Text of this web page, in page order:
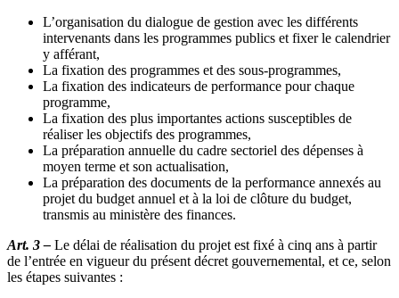
L’organisation du dialogue de gestion avec les différents
intervenants dans les programmes publics et fixer le calendrier
y afférant,
La fixation des programmes et des sous-programmes,
La fixation des indicateurs de performance pour chaque
programme,
La fixation des plus importantes actions susceptibles de
réaliser les objectifs des programmes,
La préparation annuelle du cadre sectoriel des dépenses à
moyen terme et son actualisation,
La préparation des documents de la performance annexés au
projet du budget annuel et à la loi de clôture du budget,
transmis au ministère des finances.
Art. 3 – Le délai de réalisation du projet est fixé à cinq ans à partir
de l’entrée en vigueur du présent décret gouvernemental, et ce, selon
les étapes suivantes :